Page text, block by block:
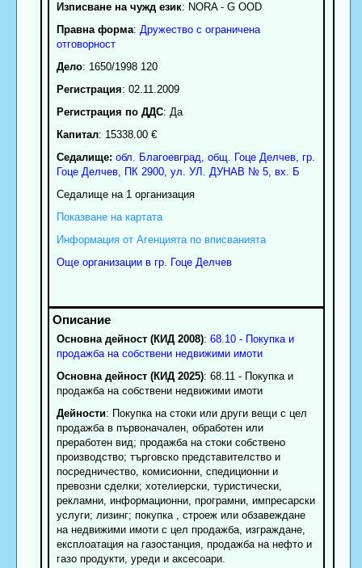
Изписване на чужд език: NORA - G OOD
Правна форма: Дружество с ограничена
отговорност
Дело: 1650/1998 120
Регистрация: 02.11.2009
Регистрация по ДДС: Да
Капитал: 15338.00 €
Седалище: обл. Благоевград, общ. Гоце Делчев, гр.
Гоце Делчев, ПК 2900, ул. УЛ. ДУНАВ № 5, вх. Б
Седалище на 1 организация
Показване на картата
Информация от Агенцията по вписванията
Още организации в гр. Гоце Делчев
Основна дейност (КИД 2008): 68.10 - Покупка и
продажба на собствени недвижими имоти
Основна дейност (КИД 2025): 68.11 - Покупка и
продажба на собствени недвижими имоти
Дейности: Покупка на стоки или други вещи с цел
продажба в първоначален, обработен или
преработен вид; продажба на стоки собствено
производство; търговско представителство и
посредничество, комисионни, спедиционни и
превозни сделки; хотелиерски, туристически,
рекламни, информационни, програмни, импресарски
услуги; лизинг; покупка , строеж или обзавеждане
на недвижими имоти с цел продажба, изграждане,
експлоатация на газостанция, продажба на нефто и
газо продукти, уреди и аксесоари.